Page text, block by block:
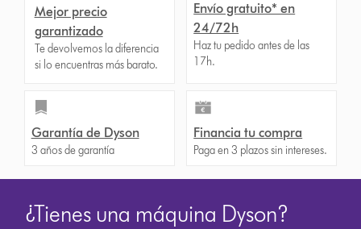
Mejor precio
garantizado
Te devolvemos la diferencia
si lo encuentras más barato.
Envío gratuito* en
24/72h
Haz tu pedido antes de las
17h.
Garantía de Dyson
3 años de garantía
Financia tu compra
Paga en 3 plazos sin intereses.
¿Tienes una máquina Dyson?